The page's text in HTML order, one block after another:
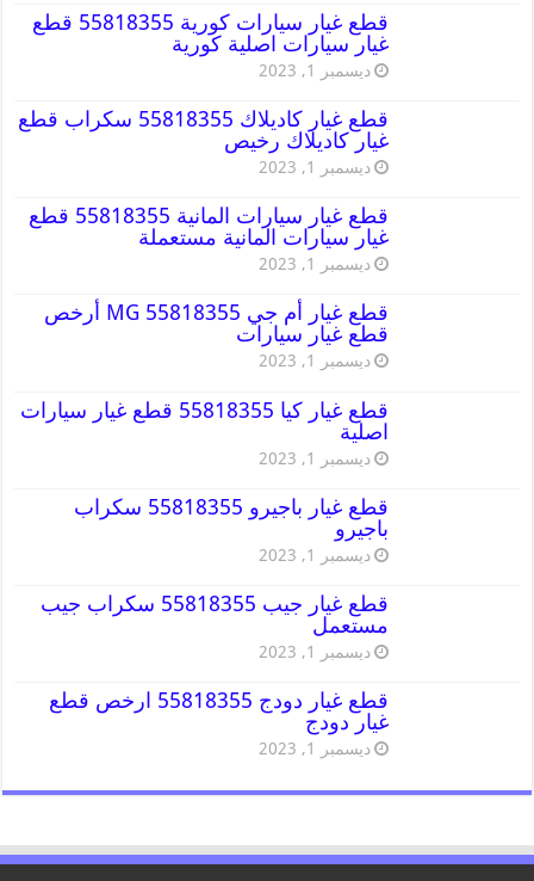
قطع غيار سيارات كورية 55818355 قطع
غيار سيارات اصلية كورية
ديسمبر 1, 2023
قطع غيار كاديلاك 55818355 سكراب قطع
غيار كاديلاك رخيص
ديسمبر 1, 2023
قطع غيار سيارات المانية 55818355 قطع
غيار سيارات المانية مستعملة
ديسمبر 1, 2023
قطع غيار أم جي MG 55818355 أرخص
قطع غيار سيارات
ديسمبر 1, 2023
قطع غيار كيا 55818355 قطع غيار سيارات
اصلية
ديسمبر 1, 2023
قطع غيار باجيرو 55818355 سكراب
باجيرو
ديسمبر 1, 2023
قطع غيار جيب 55818355 سكراب جيب
مستعمل
ديسمبر 1, 2023
قطع غيار دودج 55818355 ارخص قطع
غيار دودج
ديسمبر 1, 2023